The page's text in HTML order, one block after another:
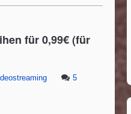
für 0,99€ (für
5